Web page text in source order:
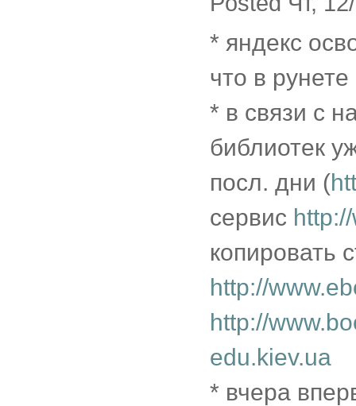
* яндекс
что в
* в связи с
библиотек
посл. дни (
сервис
копировать
http://
http://
edu.kiev.ua
* вчера